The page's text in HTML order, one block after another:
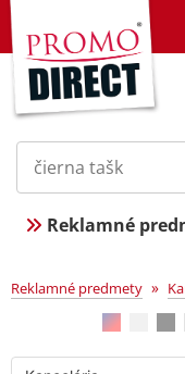
Reklamné
vizitkáre
Reklamné predmety »